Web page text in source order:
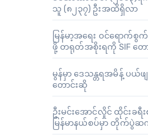
သူ (၈၂၃၇) ဦးအထိရှိလာ
မြန်မာ့အရေး ဝင်ရောက်
ဖို့ တရုတ်အစိုးရကို SIF တေ
မွန်မှာ ဒေသန္တရအမိန့် ပယ်
တောင်းဆို
ဦးမင်းအောင်လှိုင် ထိုင်းခရီ
မြန်မာနယ်စပ်မှာ တိုက်ပွဲဆ